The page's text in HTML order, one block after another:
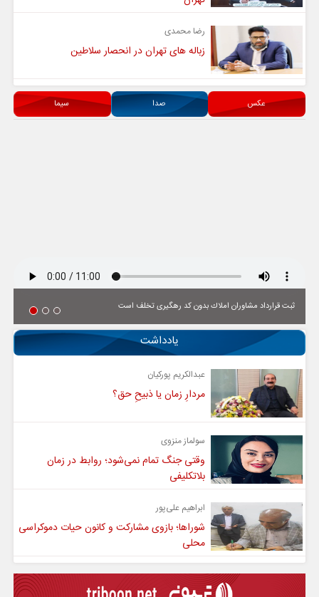
رضا محمدی
زباله های تهران در انحصار سلاطین
عکس صدا سیما
ثبت قرارداد مشاوران املاك بدون كد رهگیری تخلف است
یادداشت
عبدالکریم پورکیان
مردارِ زمان یا ذبیحِ حق؟
سولماز منزوی
وقتی جنگ تمام نمی‌شود؛ روابط در زمان
بلاتکلیفی
ابراهیم علی‌پور
شوراها؛ بازوی مشارکت و کانون حیات دموکراسی
محلی